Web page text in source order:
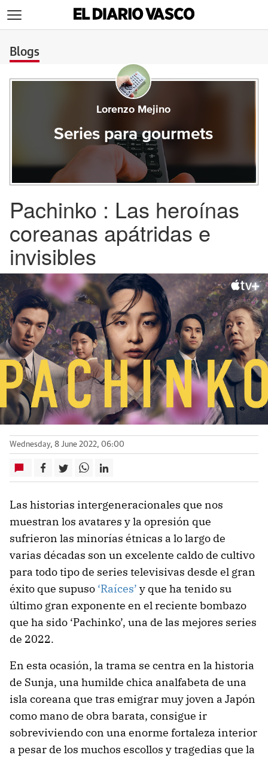
Blogs
Lorenzo Mejino
Series para gourmets
Pachinko : Las heroínas
coreanas apátridas e
invisibles
Wednesday, 8 June 2022, 06:00
Las historias intergeneracionales que nos
muestran los avatares y la opresión que
sufrieron las minorías étnicas a lo largo de
varias décadas son un excelente caldo de cultivo
para todo tipo de series televisivas desde el gran
éxito que supuso ‘Raíces’ y que ha tenido su
último gran exponente en el reciente bombazo
que ha sido ‘Pachinko’, una de las mejores series
de 2022.
En esta ocasión, la trama se centra en la historia
de Sunja, una humilde chica analfabeta de una
isla coreana que tras emigrar muy joven a Japón
como mano de obra barata, consigue ir
sobreviviendo con una enorme fortaleza interior
a pesar de los muchos escollos y tragedias que la